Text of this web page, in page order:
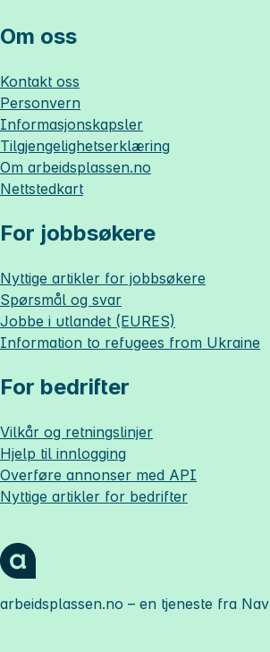
Om oss
Kontakt oss
Personvern
Informasjonskapsler
Tilgjengelighetserklæring
Om arbeidsplassen.no
Nettstedkart
For jobbsøkere
Nyttige artikler for jobbsøkere
Spørsmål og svar
Jobbe i utlandet (EURES)
Information to refugees from Ukraine
For bedrifter
Vilkår og retningslinjer
Hjelp til innlogging
Overføre annonser med API
Nyttige artikler for bedrifter
arbeidsplassen.no – en tjeneste fra Nav